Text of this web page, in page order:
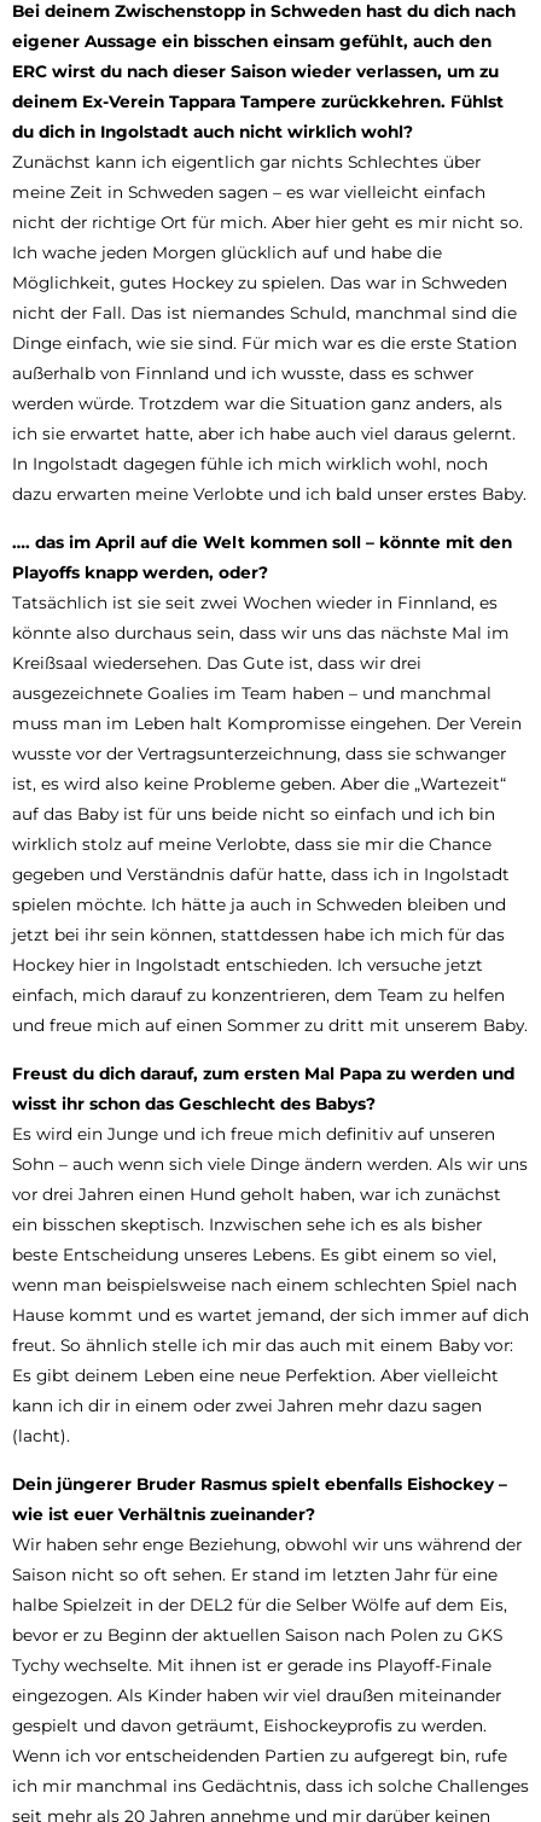
Bei deinem Zwischenstopp in Schweden hast du dich nach
eigener Aussage ein bisschen einsam gefühlt, auch den
ERC wirst du nach dieser Saison wieder verlassen, um zu
deinem Ex-Verein Tappara Tampere zurückkehren. Fühlst
du dich in Ingolstadt auch nicht wirklich wohl?
Zunächst kann ich eigentlich gar nichts Schlechtes über
meine Zeit in Schweden sagen – es war vielleicht einfach
nicht der richtige Ort für mich. Aber hier geht es mir nicht so.
Ich wache jeden Morgen glücklich auf und habe die
Möglichkeit, gutes Hockey zu spielen. Das war in Schweden
nicht der Fall. Das ist niemandes Schuld, manchmal sind die
Dinge einfach, wie sie sind. Für mich war es die erste Station
außerhalb von Finnland und ich wusste, dass es schwer
werden würde. Trotzdem war die Situation ganz anders, als
ich sie erwartet hatte, aber ich habe auch viel daraus gelernt.
In Ingolstadt dagegen fühle ich mich wirklich wohl, noch
dazu erwarten meine Verlobte und ich bald unser erstes Baby.
…. das im April auf die Welt kommen soll – könnte mit den
Playoffs knapp werden, oder?
Tatsächlich ist sie seit zwei Wochen wieder in Finnland, es
könnte also durchaus sein, dass wir uns das nächste Mal im
Kreißsaal wiedersehen. Das Gute ist, dass wir drei
ausgezeichnete Goalies im Team haben – und manchmal
muss man im Leben halt Kompromisse eingehen. Der Verein
wusste vor der Vertragsunterzeichnung, dass sie schwanger
ist, es wird also keine Probleme geben. Aber die „Wartezeit“
auf das Baby ist für uns beide nicht so einfach und ich bin
wirklich stolz auf meine Verlobte, dass sie mir die Chance
gegeben und Verständnis dafür hatte, dass ich in Ingolstadt
spielen möchte. Ich hätte ja auch in Schweden bleiben und
jetzt bei ihr sein können, stattdessen habe ich mich für das
Hockey hier in Ingolstadt entschieden. Ich versuche jetzt
einfach, mich darauf zu konzentrieren, dem Team zu helfen
und freue mich auf einen Sommer zu dritt mit unserem Baby.
Freust du dich darauf, zum ersten Mal Papa zu werden und
wisst ihr schon das Geschlecht des Babys?
Es wird ein Junge und ich freue mich definitiv auf unseren
Sohn – auch wenn sich viele Dinge ändern werden. Als wir uns
vor drei Jahren einen Hund geholt haben, war ich zunächst
ein bisschen skeptisch. Inzwischen sehe ich es als bisher
beste Entscheidung unseres Lebens. Es gibt einem so viel,
wenn man beispielsweise nach einem schlechten Spiel nach
Hause kommt und es wartet jemand, der sich immer auf dich
freut. So ähnlich stelle ich mir das auch mit einem Baby vor:
Es gibt deinem Leben eine neue Perfektion. Aber vielleicht
kann ich dir in einem oder zwei Jahren mehr dazu sagen
(lacht).
Dein jüngerer Bruder Rasmus spielt ebenfalls Eishockey –
wie ist euer Verhältnis zueinander?
Wir haben sehr enge Beziehung, obwohl wir uns während der
Saison nicht so oft sehen. Er stand im letzten Jahr für eine
halbe Spielzeit in der DEL2 für die Selber Wölfe auf dem Eis,
bevor er zu Beginn der aktuellen Saison nach Polen zu GKS
Tychy wechselte. Mit ihnen ist er gerade ins Playoff-Finale
eingezogen. Als Kinder haben wir viel draußen miteinander
gespielt und davon geträumt, Eishockeyprofis zu werden.
Wenn ich vor entscheidenden Partien zu aufgeregt bin, rufe
ich mir manchmal ins Gedächtnis, dass ich solche Challenges
seit mehr als 20 Jahren annehme und mir darüber keinen